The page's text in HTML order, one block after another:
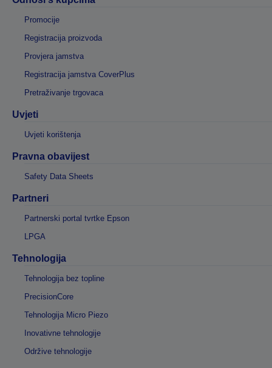
Promocije
Registracija proizvoda
Provjera jamstva
Registracija jamstva CoverPlus
Pretraživanje trgovaca
Uvjeti
Uvjeti korištenja
Pravna obavijest
Safety Data Sheets
Partneri
Partnerski portal tvrtke Epson
LPGA
Tehnologija
Tehnologija bez topline
PrecisionCore
Tehnologija Micro Piezo
Inovativne tehnologije
Održive tehnologije